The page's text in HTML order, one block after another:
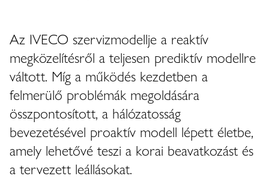
Az IVECO szervizmodellje a reaktív
megközelítésről a teljesen prediktív modellre
váltott. Míg a működés kezdetben a
felmerülő problémák megoldására
összpontosított, a hálózatosság
bevezetésével proaktív modell lépett életbe,
amely lehetővé teszi a korai beavatkozást és
a tervezett leállásokat.